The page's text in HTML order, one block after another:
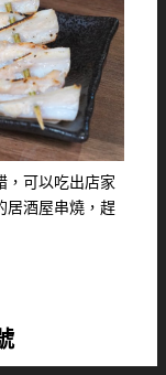
，可以吃出店家
居酒屋串燒，趕